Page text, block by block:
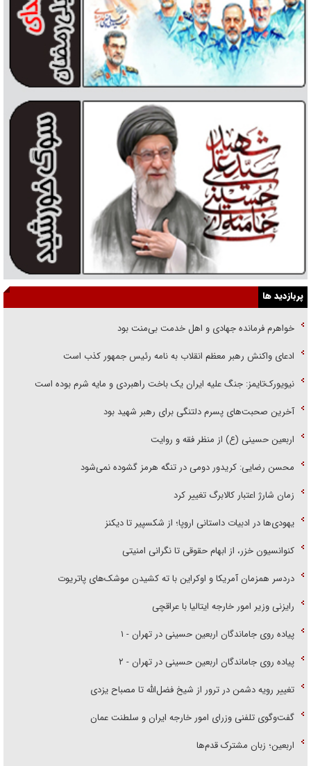
پربازدید ها
خواهرم فرمانده جهادی و اهل خدمت بی‌منت بود
ادعای واکنش رهبر معظم انقلاب به نامه رئیس جمهور کذب است
نیویورک‌تایمز: جنگ علیه ایران یک باخت راهبردی و مایه شرم بوده است
آخرین صحبت‌های پسرم دلتنگی برای رهبر شهید بود
اربعین حسینی (ع) از منظر فقه و روایت
محسن رضایی: کریدور دومی در تنگه هرمز گشوده نمی‌شود
زمان شارژ اعتبار کالابرگ تغییر کرد
یهودی‌ها در ادبیات داستانی اروپا؛ از شکسپیر تا دیکنز
کنوانسیون خزر، از ابهام حقوقی تا نگرانی امنیتی
دردسر همزمان آمریکا و اوکراین با ته کشیدن موشک‌های پاتریوت
رایزنی وزیر امور خارجه ایتالیا با عراقچی
پیاده روی جاماندگان اربعین حسینی در تهران - ۱
پیاده روی جاماندگان اربعین حسینی در تهران - ۲
تغییر رویه دشمن در ترور از شیخ فضل‌الله تا مصباح یزدی
گفت‌وگوی تلفنی وزرای امور خارجه ایران و سلطنت عمان
اربعین؛ زبان مشترک قدم‌ها